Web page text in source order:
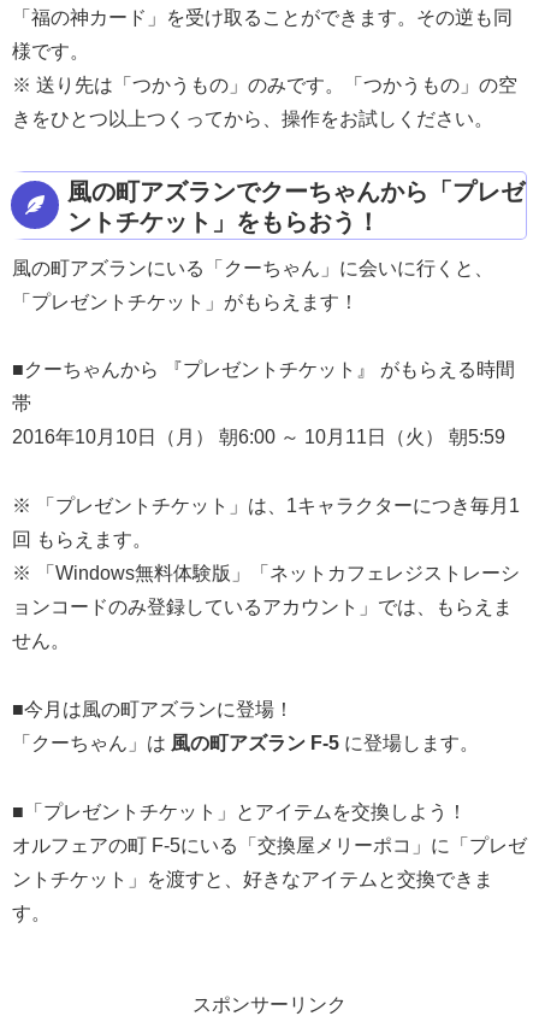
「福の神カード」を受け取ることができます。その逆も同
様です。
※ 送り先は「つかうもの」のみです。「つかうもの」の空
きをひとつ以上つくってから、操作をお試しください。
風の町アズランでクーちゃんから「プレゼ
ントチケット」をもらおう！
風の町アズランにいる「クーちゃん」に会いに行くと、
「プレゼントチケット」がもらえます！
■クーちゃんから 『プレゼントチケット』 がもらえる時間
帯
2016年10月10日（月） 朝6:00 ～ 10月11日（火） 朝5:59
※ 「プレゼントチケット」は、1キャラクターにつき毎月1
回 もらえます。
※ 「Windows無料体験版」「ネットカフェレジストレーシ
ョンコードのみ登録しているアカウント」では、もらえま
せん。
■今月は風の町アズランに登場！
「クーちゃん」は 風の町アズラン F-5 に登場します。
■「プレゼントチケット」とアイテムを交換しよう！
オルフェアの町 F-5にいる「交換屋メリーポコ」に「プレゼ
ントチケット」を渡すと、好きなアイテムと交換できま
す。
スポンサーリンク